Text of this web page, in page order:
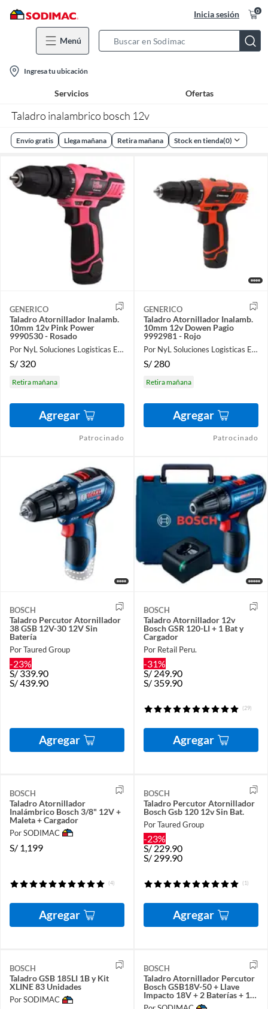
Inicia sesión 0
Menú
Bar
location-
icon
Ingresa tu ubicación
Servicios Ofertas
Taladro inalambrico bosch 12v
Envío gratis Llega mañana Retira mañana Stock en tienda(0)
GENERICO
Taladro Atornillador Inalamb.
10mm 12v Pink Power
9990530 - Rosado
Por NyL Soluciones Logisticas EIRL
S/ 320
Retira mañana
Agregar
Patrocinado
GENERICO
Taladro Atornillador Inalamb.
10mm 12v Dowen Pagio
9992981 - Rojo
Por NyL Soluciones Logisticas EIRL
S/ 280
Retira mañana
Agregar
Patrocinado
BOSCH
Taladro Percutor Atornillador
38 GSB 12V-30 12V Sin
Batería
Por Taured Group
-23%
S/339.90
S/439.90
Agregar
BOSCH
Taladro Atornillador 12v
Bosch GSR 120-LI + 1 Bat y
Cargador
Por Retail Peru.
-31%
S/249.90
S/ 359.90
(29)
Agregar
BOSCH
Taladro Atornillador
Inalámbrico Bosch 3/8" 12V +
Maleta + Cargador
Por SODIMAC
S/ 1,199
(4)
Agregar
BOSCH
Taladro Percutor Atornillador
Bosch Gsb 120 12v Sin Bat.
Por Taured Group
-23%
S/229.90
S/ 299.90
(1)
Agregar
BOSCH
Taladro GSB 185LI 1B y Kit
XLINE 83 Unidades
Por SODIMAC
BOSCH
Taladro Atornillador Percutor
Bosch GSB18V-50 + Llave
Impacto 18V + 2 Baterías + 1
Cargador+ Maletín